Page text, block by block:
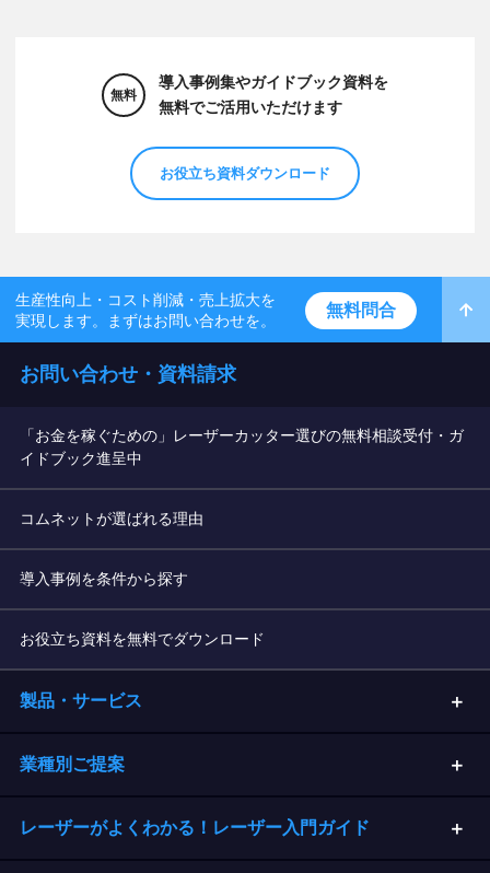
無料
導入事例集やガイドブック資料を
無料でご活用いただけます
お役立ち資料ダウンロード
生産性向上・コスト削減・売上拡大を
実現します。まずはお問い合わせを。
無料問合
お問い合わせ・資料請求
「お金を稼ぐための」レーザーカッター選びの無料相談受付・ガ
イドブック進呈中
コムネットが選ばれる理由
導入事例を条件から探す
お役立ち資料を無料でダウンロード
製品・サービス
業種別ご提案
レーザーがよくわかる！レーザー入門ガイド